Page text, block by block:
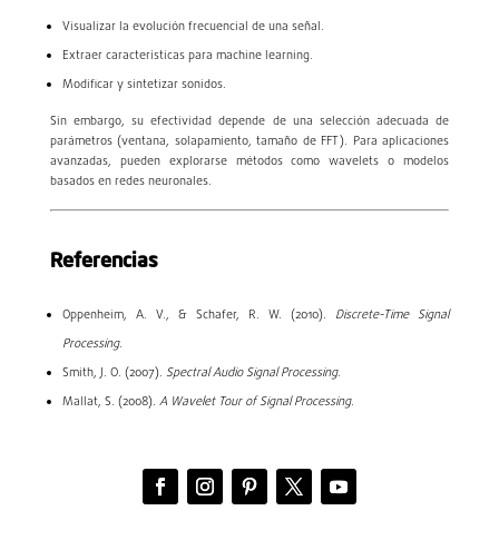
Visualizar la evolución frecuencial de una señal.
Extraer características para machine learning.
Modificar y sintetizar sonidos.
Sin embargo, su efectividad depende de una selección adecuada de
parámetros (ventana, solapamiento, tamaño de FFT). Para aplicaciones
avanzadas, pueden explorarse métodos como wavelets o modelos
basados en redes neuronales.
Referencias
Oppenheim, A. V., & Schafer, R. W. (2010). Discrete-Time Signal
Processing.
Smith, J. O. (2007). Spectral Audio Signal Processing.
Mallat, S. (2008). A Wavelet Tour of Signal Processing.